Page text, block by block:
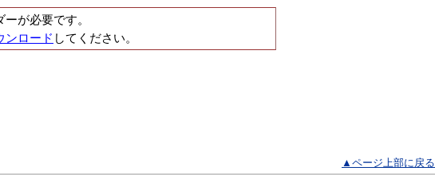
が必要です。
ンロード してください。
▲ページ上部に戻る